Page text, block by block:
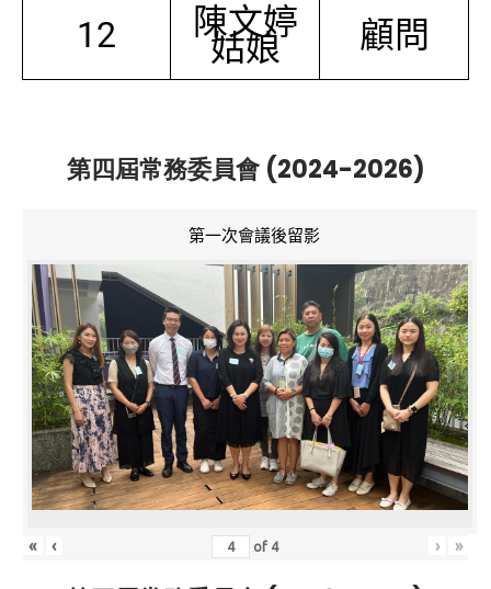
12 陳文婷
姑娘 顧問
第四屆常務委員會 (2024-2026)
第一次會議後留影
« ‹ of 4 › »